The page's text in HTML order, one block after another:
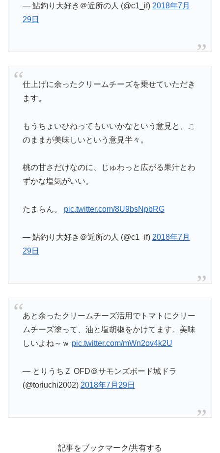
— 鮎釣り大好き＠近所の人 (@c1_if) 2018年7月
29日
仕上げに余ったクリームチーズを乗せていただき
ます。
もうちょいひねってもいいかなという意見と、こ
のままが美味しいという意見半々。
桃の甘さだけなのに、じゅわっと広がる果汁とわ
ずかな塩気がいい。
たまらん。 pic.twitter.com/8U9bsNpbRG
— 鮎釣り大好き＠近所の人 (@c1_if) 2018年7月
29日
あと余ったクリームチーズ活用でトマトにクリー
ムチーズ塗って、油と塩胡椒をかけてます。美味
しいよね～ｗ pic.twitter.com/mWn2ov4k2U
— とりうちＺ OFD＠サモンズボード城ドラ
(@toriuchi2002) 2018年7月29日
記事をブックマーク/共有する